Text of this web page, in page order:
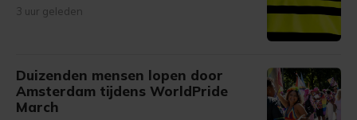
3 uur geleden
Duizenden mensen lopen door
Amsterdam tijdens WorldPride
March